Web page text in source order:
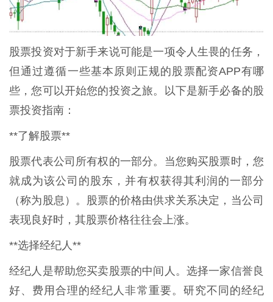
股票投资对于新手来说可能是一项令人生畏的任务，
但通过遵循一些基本原则正规的股票配资APP有哪
些，您可以开始您的投资之旅。以下是新手必备的股
票投资指南：
**了解股票**
股票代表公司所有权的一部分。当您购买股票时，您
就成为该公司的股东，并有权获得其利润的一部分
（称为股息）。股票的价格由供求关系决定，当公司
表现良好时，其股票价格往往会上涨。
**选择经纪人**
经纪人是帮助您买卖股票的中间人。选择一家信誉良
好、费用合理的经纪人非常重要。研究不同的经纪